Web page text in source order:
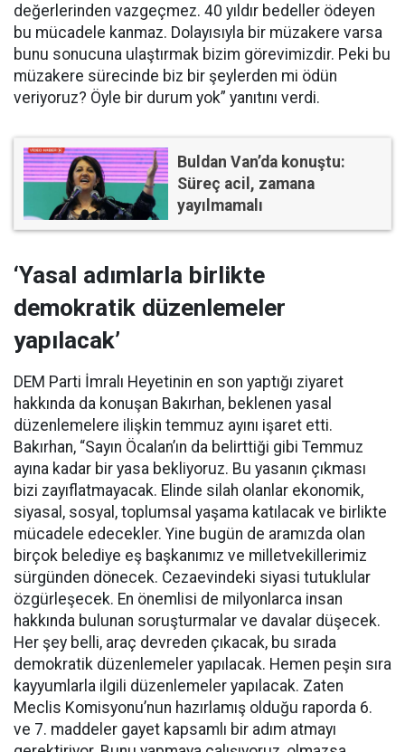
değerlerinden vazgeçmez. 40 yıldır bedeller ödeyen
bu mücadele kanmaz. Dolayısıyla bir müzakere varsa
bunu sonucuna ulaştırmak bizim görevimizdir. Peki bu
müzakere sürecinde biz bir şeylerden mi ödün
veriyoruz? Öyle bir durum yok” yanıtını verdi.
Buldan Van’da konuştu:
Süreç acil, zamana
yayılmamalı
‘Yasal adımlarla birlikte
demokratik düzenlemeler
yapılacak’
DEM Parti İmralı Heyetinin en son yaptığı ziyaret
hakkında da konuşan Bakırhan, beklenen yasal
düzenlemelere ilişkin temmuz ayını işaret etti.
Bakırhan, “Sayın Öcalan’ın da belirttiği gibi Temmuz
ayına kadar bir yasa bekliyoruz. Bu yasanın çıkması
bizi zayıflatmayacak. Elinde silah olanlar ekonomik,
siyasal, sosyal, toplumsal yaşama katılacak ve birlikte
mücadele edecekler. Yine bugün de aramızda olan
birçok belediye eş başkanımız ve milletvekillerimiz
sürgünden dönecek. Cezaevindeki siyasi tutuklular
özgürleşecek. En önemlisi de milyonlarca insan
hakkında bulunan soruşturmalar ve davalar düşecek.
Her şey belli, araç devreden çıkacak, bu sırada
demokratik düzenlemeler yapılacak. Hemen peşin sıra
kayyumlarla ilgili düzenlemeler yapılacak. Zaten
Meclis Komisyonu’nun hazırlamış olduğu raporda 6.
ve 7. maddeler gayet kapsamlı bir adım atmayı